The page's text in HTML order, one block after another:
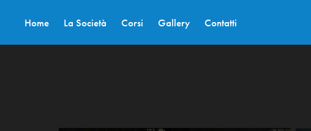
Home La Società Corsi Gallery Contatti